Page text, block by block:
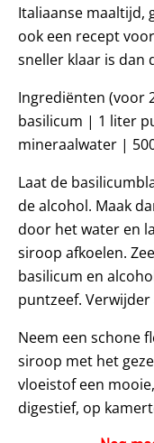
Italiaanse maaltijd,
ook een recept
sneller klaar is dan
Ingrediënten (voor
basilicum | 1 liter
mineraalwater |
Laat de
de alcohol. Maak
door het water en
siroop afkoelen.
basilicum en
puntzeef.
Neem een schone
siroop met het
vloeistof een
digestief, op